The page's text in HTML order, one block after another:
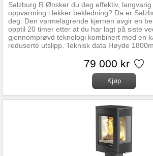
Salzburg R Ønsker du deg effektiv,
oppvarming i lekker bekledning? Da er
deg. Den varmelagrende kjernen avgir en
opptil 20 timer etter at du har lagt på siste
gjennomprøvd teknologi kombinert med en
reduserte utslipp. Teknisk data Høyde
Nominell effekt 2,1kW Røykrør Ø 150mm
Hjørne, Rett vegg Lagringskapasitet 25 %
Lagringskapasitet 25 % (+ 1) etter 17,1timer
% etter 11,2timer Lagringskapasitet 50 % (+
Lagringskapasitet 100 % etter 4,0timer
(+ 1) etter 3,6timer
79 000 kr